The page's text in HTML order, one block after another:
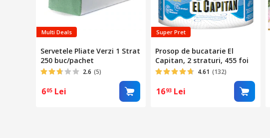
Multi Deals
Servetele Pliate Verzi 1 Strat
250 buc/pachet
2.6 (5)
605 Lei
Super Pret
Prosop de bucatarie El
Capitan, 2 straturi, 455 foi
4.61 (132)
1693 Lei